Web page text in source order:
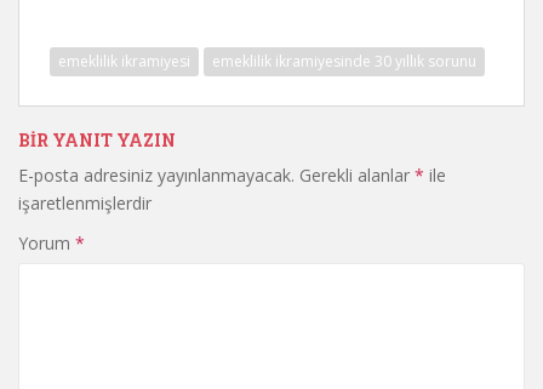
emeklilik ikramiyesi emeklilik ikramiyesinde 30 yıllık sorunu
BIR YANIT YAZIN
E-posta adresiniz yayınlanmayacak. Gerekli alanlar * ile
işaretlenmişlerdir
Yorum *